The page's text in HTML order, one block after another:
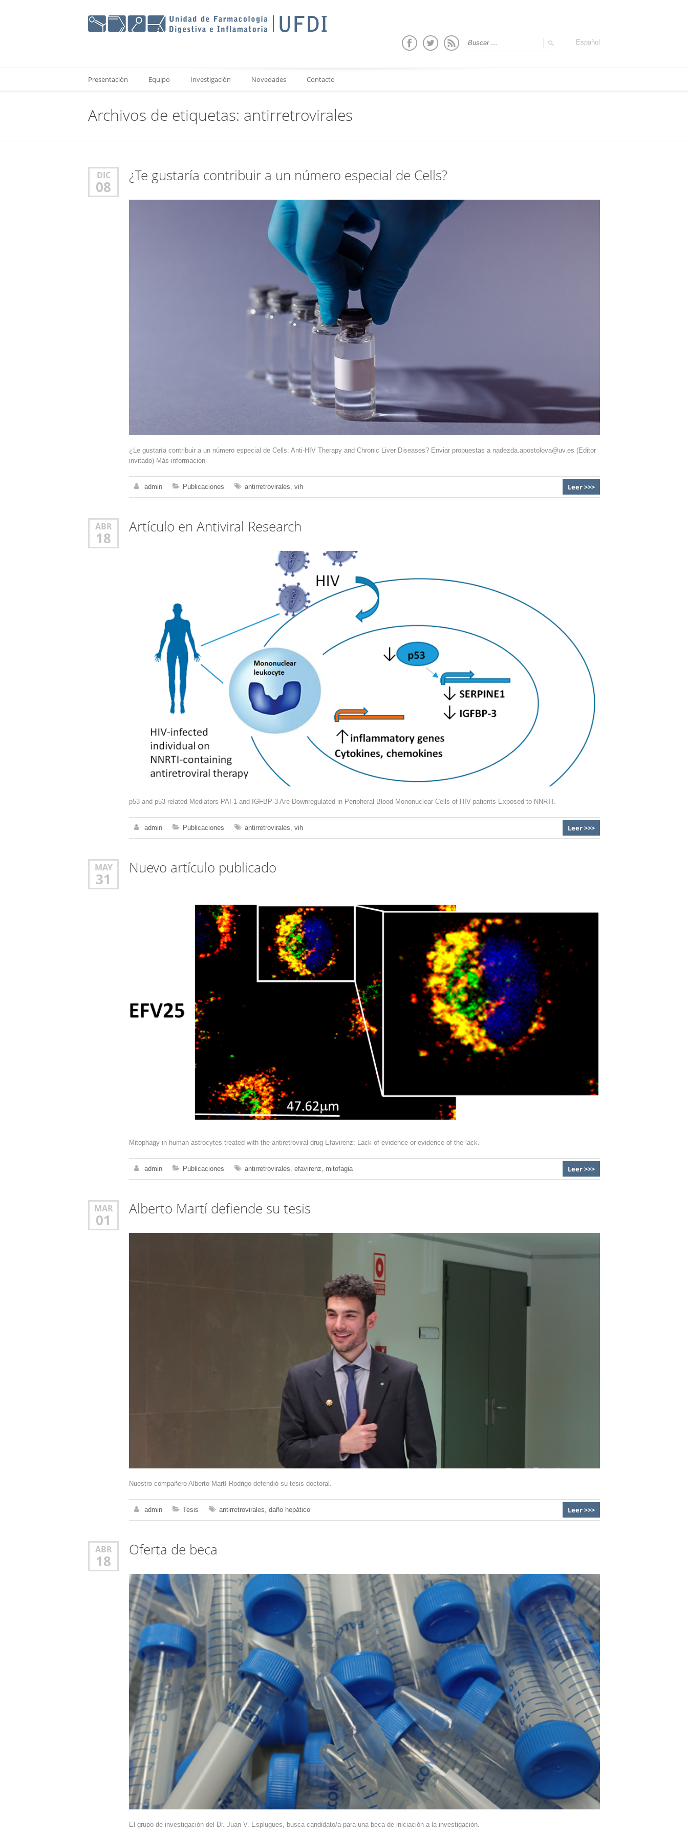
Español
Presentación Equipo Investigación Novedades Contacto
Archivos de etiquetas: antirretrovirales
DIC
08
¿Te gustaría contribuir a un número especial de Cells?
¿Le gustaría contribuir a un número especial de Cells: Anti-HIV Therapy and Chronic Liver Diseases? Enviar propuestas a nadezda.apostolova@uv.es (Editor
invitado) Más información
admin Publicaciones antirretrovirales, vih Leer >>>
ABR
18
Artículo en Antiviral Research
p53 and p53-related Mediators PAI-1 and IGFBP-3 Are Downregulated in Peripheral Blood Mononuclear Cells of HIV-patients Exposed to NNRTI.
admin Publicaciones antirretrovirales, vih Leer >>>
MAY
31
Nuevo artículo publicado
Mitophagy in human astrocytes treated with the antiretroviral drug Efavirenz: Lack of evidence or evidence of the lack.
admin Publicaciones antirretrovirales, efavirenz, mitofagia Leer >>>
MAR
01
Alberto Martí defiende su tesis
Nuestro compañero Alberto Martí Rodrigo defendió su tesis doctoral.
admin Tesis antirretrovirales, daño hepático Leer >>>
ABR
18
Oferta de beca
El grupo de investigación del Dr. Juan V. Esplugues, busca candidato/a para una beca de iniciación a la investigación.